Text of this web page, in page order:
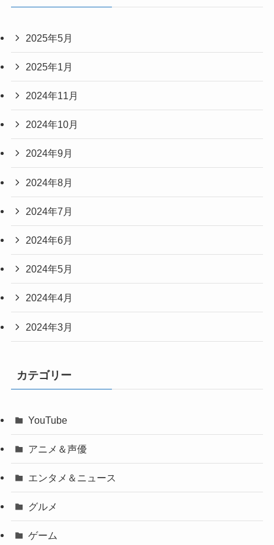
2025年5月
2025年1月
2024年11月
2024年10月
2024年9月
2024年8月
2024年7月
2024年6月
2024年5月
2024年4月
2024年3月
カテゴリー
YouTube
アニメ＆声優
エンタメ＆ニュース
グルメ
ゲーム